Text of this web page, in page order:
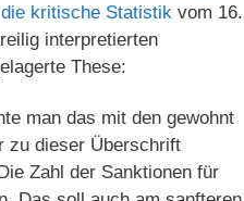
kritische Statistik vom 16.
interpretierten
These:
man das mit den gewohnt
zu dieser Überschrift
Zahl der Sanktionen für